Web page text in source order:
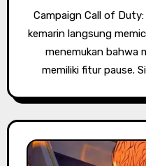
Campaign Call of Duty: Black Ops 7 yang baru dirilis
kemarin langsung
menemukan bahwa
memiliki fitur pause.